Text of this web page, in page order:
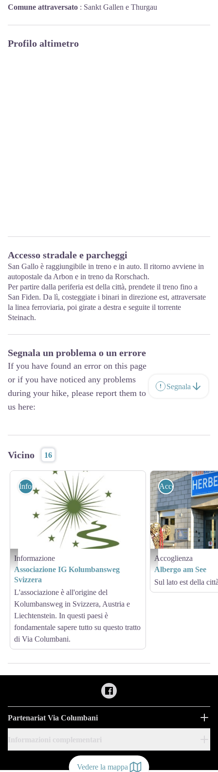
Vedere la mappa
Comune attraversato : Sankt Gallen e Thurgau
Profilo altimetro
Accesso stradale e parcheggi
San Gallo è raggiungibile in treno e in auto. Il ritorno avviene in
autopostale da Arbon e in treno da Rorschach.
Per partire dalla periferia est della città, prendete il treno fino a
San Fiden. Da lì, costeggiate i binari in direzione est, attraversate
la linea ferroviaria, poi girate a destra e seguite il torrente
Steinach.
Segnala un problema o un errore
If you have found an error on this page
or if you have noticed any problems
during your hike, please report them to
us here:
Segnala
Vicino 16
logo Kolumbansweg - IG Kolumbansweg
Informazione
Informazione
Associazione IG Kolumbansweg
Svizzera
L'associazione è all'origine del
Kolumbansweg in Svizzera, Austria e
Liechtenstein. In questi paesi è
fondamentale sapere tutto su questo tratto
di Via Columbani.
Herberge am See
Accoglienza
Accoglienza
Albergo am See
Sul lato est della
Partenariat Via Columbani
Informazioni complementari